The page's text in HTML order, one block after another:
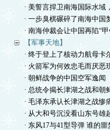
· 美誓言捍卫南海国际水域
· 一步臭棋碾碎了南海中国
· 南海仲裁会让中国再陷“
【军事天地】
· 终于登上了核动力航母卡
· 火箭军为何效忠毛而厌恶
· 朝鲜战争的中国空军逸闻
· 总统令揭长津湖之战和朝
· 毛泽东承认长津湖之战惨
· 从大和号沉没看山东号雄
· 东风17与41型导弹 谁的噩